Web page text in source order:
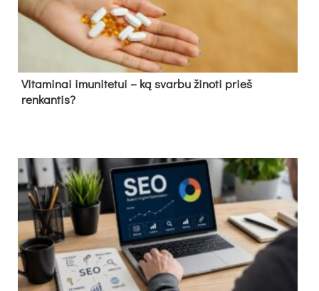
Vitaminai imunitetui – ką svarbu žinoti prieš
renkantis?